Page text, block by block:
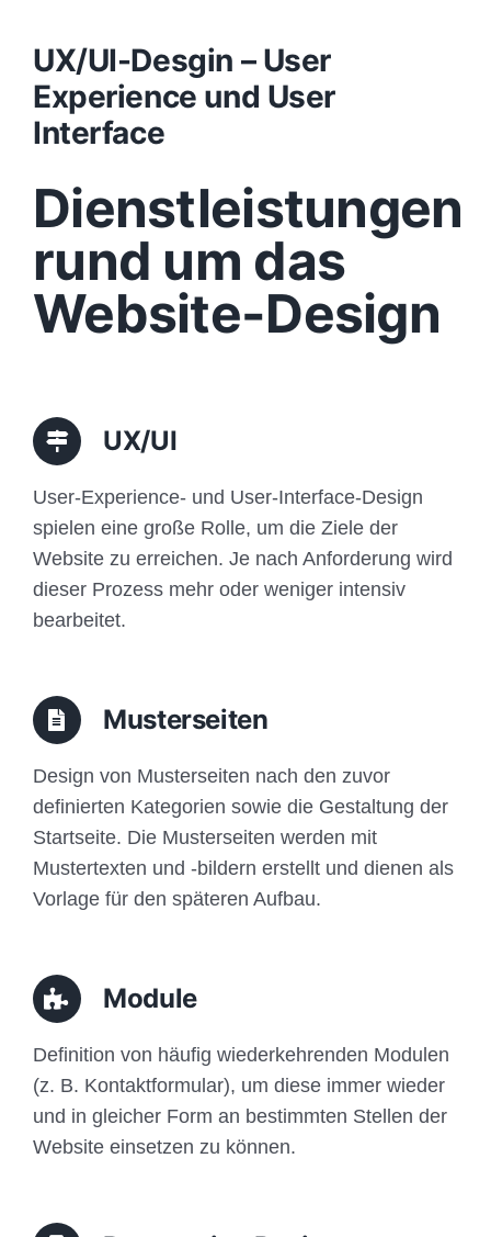
Konzept
Design
Content
Funktionen
Aufbau
UX/UI-Desgin – User
Experience und User
Interface
Dienstleistungen
rund um das
Website-Design
UX/UI
User-Experience- und User-Interface-Design
spielen eine große Rolle, um die Ziele der
Website zu erreichen. Je nach Anforderung wird
dieser Prozess mehr oder weniger intensiv
bearbeitet.
Musterseiten
Design von Musterseiten nach den zuvor
definierten Kategorien sowie die Gestaltung der
Startseite. Die Musterseiten werden mit
Mustertexten und -bildern erstellt und dienen als
Vorlage für den späteren Aufbau.
Module
Definition von häufig wiederkehrenden Modulen
(z. B. Kontaktformular), um diese immer wieder
und in gleicher Form an bestimmten Stellen der
Website einsetzen zu können.